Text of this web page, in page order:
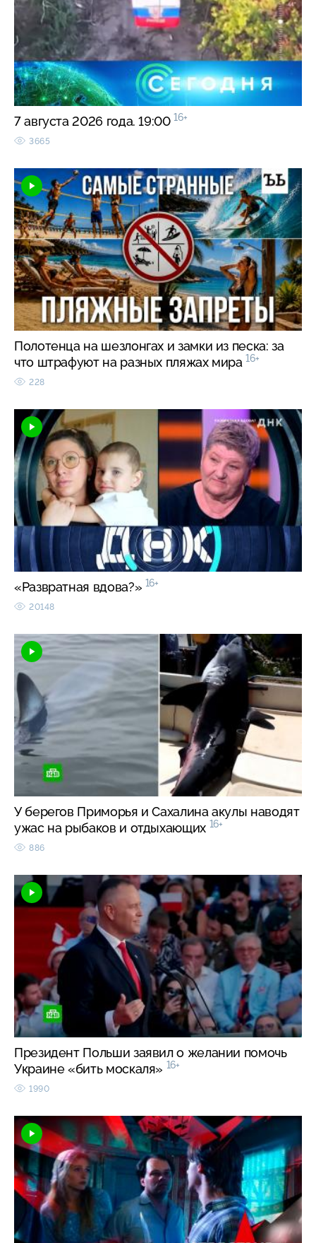
7 августа 2026 года. 19:00 16+
3665
Полотенца на шезлонгах и замки из песка: за
что штрафуют на разных пляжах мира 16+
228
«Развратная вдова?» 16+
20148
У берегов Приморья и Сахалина акулы наводят
ужас на рыбаков и отдыхающих 16+
886
Президент Польши заявил о желании помочь
Украине «бить москаля» 16+
1990